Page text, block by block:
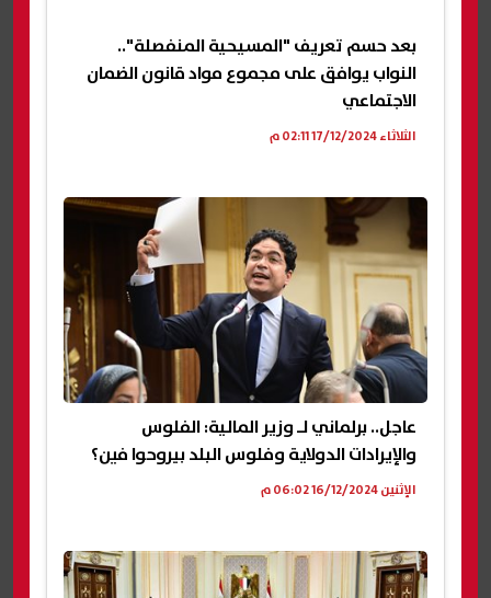
بعد حسم تعريف "المسيحية المنفصلة"..
النواب يوافق على مجموع مواد قانون الضمان
الاجتماعي
الثلاثاء 17/12/2024 02:11 م
عاجل.. برلماني لـ وزير المالية: الفلوس
والإيرادات الدولاية وفلوس البلد بيروحوا فين؟
الإثنين 16/12/2024 06:02 م